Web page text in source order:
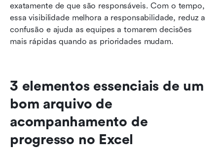
exatamente de que são responsáveis. Com o tempo,
essa visibilidade melhora a responsabilidade, reduz a
confusão e ajuda as equipes a tomarem decisões
mais rápidas quando as prioridades mudam.
3 elementos essenciais de um
bom arquivo de
acompanhamento de
progresso no Excel